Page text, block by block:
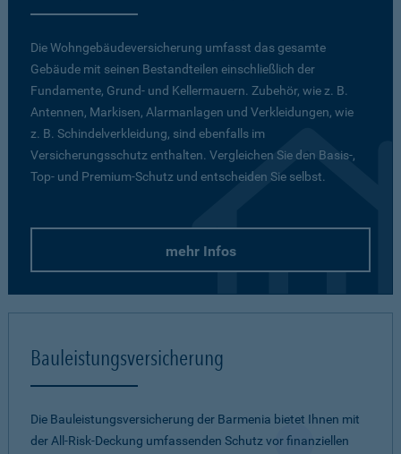
Die Wohngebäudeversicherung umfasst das gesamte
Gebäude mit seinen Bestandteilen einschließlich der
Fundamente, Grund- und Kellermauern. Zubehör, wie z. B.
Antennen, Markisen, Alarmanlagen und Verkleidungen, wie
z. B. Schindelverkleidung, sind ebenfalls im
Versicherungsschutz enthalten. Vergleichen Sie den Basis-,
Top- und Premium-Schutz und entscheiden Sie selbst.
mehr Infos
Bauleistungsversicherung
Die Bauleistungsversicherung der Barmenia bietet Ihnen mit
der All-Risk-Deckung umfassenden Schutz vor finanziellen